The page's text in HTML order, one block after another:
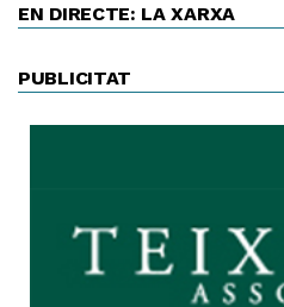
EN DIRECTE: LA XARXA
PUBLICITAT